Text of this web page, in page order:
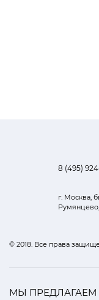
8 (495)
г. Москва,
© 2018. Все права
МЫ ПРЕДЛАГАЕМ